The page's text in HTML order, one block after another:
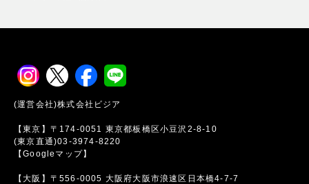
(運営会社)株式会社ビジア
【東京】〒174-0051 東京都板橋区小豆沢2-8-10
(東京直通)03-3974-8220
【Googleマップ】
【大阪】〒556-0005 大阪府大阪市浪速区日本橋4-7-7